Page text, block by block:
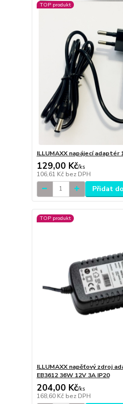
TOP produkt
ILLUMAXX napájecí adaptér
129,00 Kč/ks
106,61 Kč bez DPH
Přidat
TOP produkt
ILLUMAXX napěťový zdroj
EB3612 36W 12V 3A IP20
204,00 Kč/ks
168,60 Kč bez DPH